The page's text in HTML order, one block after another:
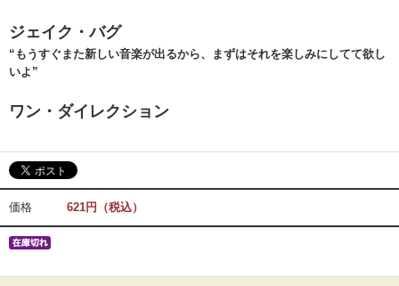
ジェイク・バグ
“もうすぐまた新しい音楽が出るから、まずはそれを楽しみにしてて欲し
いよ”
ワン・ダイレクション
価格 621円（税込）